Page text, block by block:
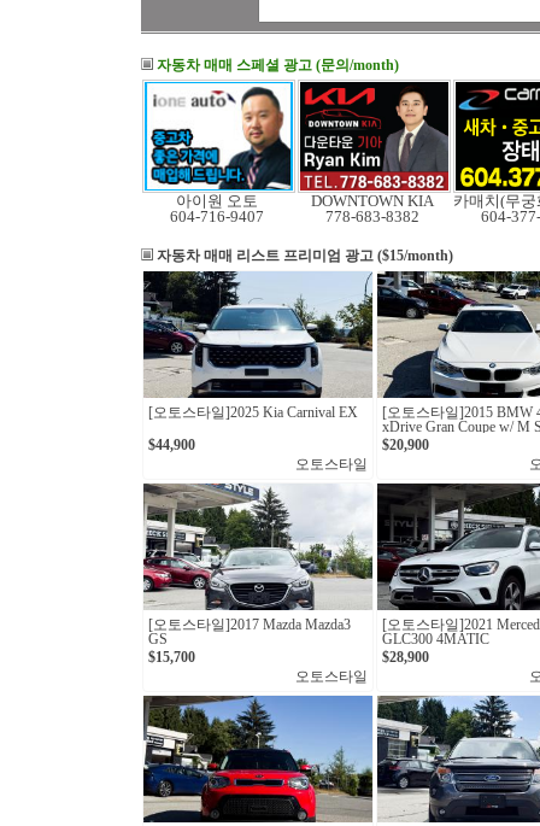
자동차 매매 스페셜 광고 (문의/month)
아이원 오토
604-716-9407
DOWNTOWN KIA
778-683-8382
604-
자동차 매매 리스트 프리미엄 광고 ($15/month)
[오토스타일]2025 Kia Carnival EX
$44,900
오토스타일
[오토스타일] 2015 BMW
xDrive Gran Coupe w/ M
Package
$20,900
[오토스타일]2017 Mazda Mazda3
GS
$15,700
오토스타일
[오토스타일] 2021
GLC300 4MATIC
$28,900